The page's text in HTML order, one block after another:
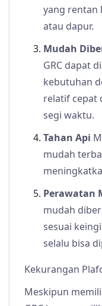
yang rentan
atau dapur.
Mudah
GRC dapat
kebutuhan
relatif cepat
segi waktu.
Tahan Api
mudah
Perawatan
mudah
sesuai
selalu bisa
Kekurangan
Meskipun